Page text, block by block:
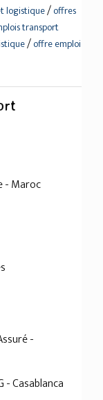
logistique/offres
transport
/offre emploi
- Maroc
-
- Casablanca